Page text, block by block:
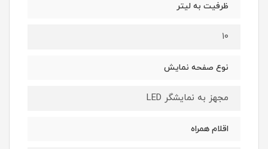
ظرفیت به لیتر
۱۰
نوع صفحه نمایش
مجهز به نمایشگر LED
اقلام همراه